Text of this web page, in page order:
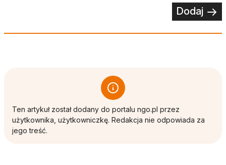
Dodaj
Ten artykuł został dodany do portalu ngo.pl przez
użytkownika, użytkowniczkę. Redakcja nie odpowiada za
jego treść.